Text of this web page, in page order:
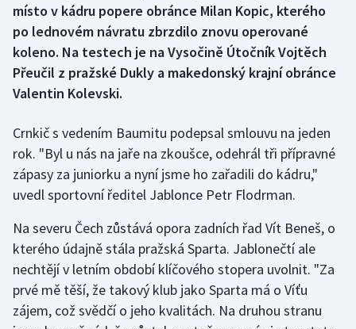
Dostihy
Florbal
Futsal
Golf
Gymnastika
Jezdectví
Judo
místo v kádru popere obránce Milan Kopic, kterého
po lednovém návratu zbrzdilo znovu operované
koleno. Na testech je na Vysočině Útočník Vojtěch
Přeučil z pražské Dukly a makedonský krajní obránce
Valentin Kolevski.
Crnkič s vedením Baumitu podepsal smlouvu na jeden
rok. "Byl u nás na jaře na zkoušce, odehrál tři přípravné
zápasy za juniorku a nyní jsme ho zařadili do kádru,"
uvedl sportovní ředitel Jablonce Petr Flodrman.
Na severu Čech zůstává opora zadních řad Vít Beneš, o
kterého údajně stála pražská Sparta. Jablonečtí ale
nechtějí v letním období klíčového stopera uvolnit. "Za
prvé mě těší, že takový klub jako Sparta má o Víťu
zájem, což svědčí o jeho kvalitách. Na druhou stranu